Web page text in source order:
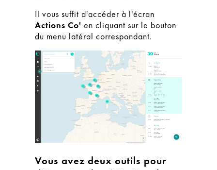
Il vous suffit d'accéder à l'écran
Actions Co' en cliquant sur le bouton
du menu latéral correspondant.
Vous avez deux outils pour